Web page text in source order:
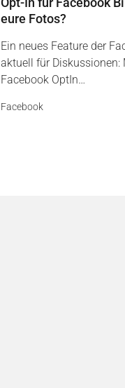
eure Fotos?
Ein neues Feature der
aktuell für Diskussionen:
Facebook OptIn…
Facebook